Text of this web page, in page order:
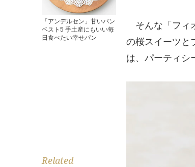
「アンデルセン」甘いパン
ベスト5 手土産にもいい毎
日食べたい幸せパン
Related
そんな「フィ
の桜スイーツと
は、パーティシ